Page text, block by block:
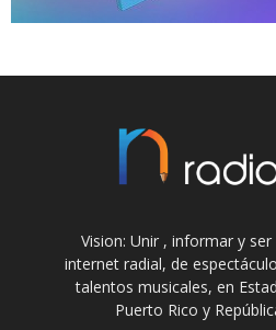
Vision: Unir , informar y
internet radial, de
talentos musicales, en
Puerto Rico y